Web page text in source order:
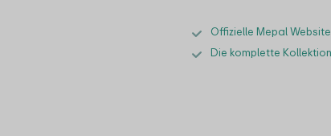
Offizielle Mepal Website
Die komplette Kollektion